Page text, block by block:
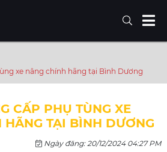
xe nâng chính hãng tại Bình Dương
CẤP PHỤ TÙNG XE
HÃNG TẠI BÌNH DƯƠNG
Ngày đăng: 20/12/2024 04:27 PM